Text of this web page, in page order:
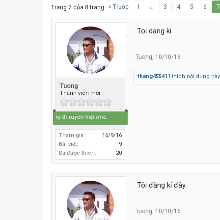
Trang 7 của 8 trang < Trước 1 ← 3 4 5 6 7
Tuong
Thành viên mới
Tôt đăng ký đi xuyên Việt nhé.
Tham gia:
16/9/16
Bài viết:
9
Đã được thích:
20
Toi dang ki
Tuong, 10/10/16
thang455411 thích nội dung này.
Tôi đăng kí đây.
Tuong, 10/10/16